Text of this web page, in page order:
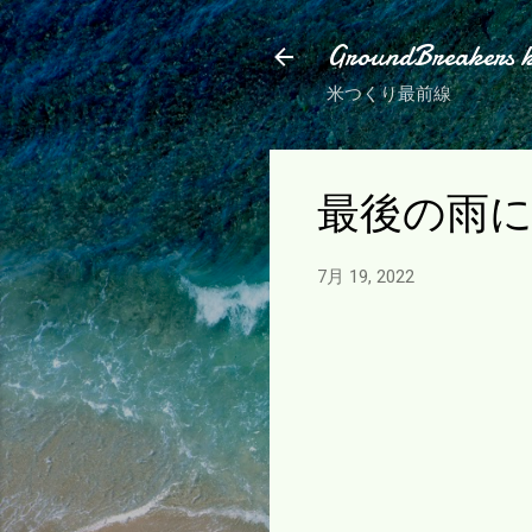
GroundBreakers
米つくり最前線
最後の雨
7月 19, 2022